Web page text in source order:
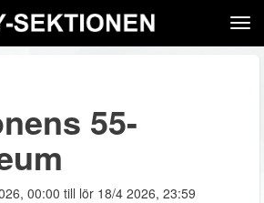
55-
00:00 till lör 18/4 2026, 23:59